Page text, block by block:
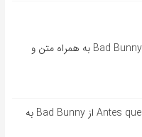
آهنگ اسپانیایی Andrea از Bad Bunny به همراه متن و
آهنگ اسپانیایی Antes que se acabe از Bad Bunny به